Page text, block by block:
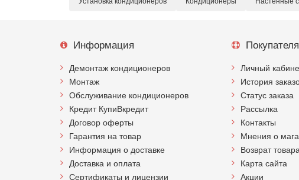
Информация
Демонтаж кондиционеров
Монтаж
Обслуживание кондиционеров
Кредит КупиВкредит
Договор оферты
Гарантия на товар
Информация о доставке
Доставка и оплата
Сертификаты и лицензии
Личный
История
Статус заказа
Рассылка
Контакты
Мнения о
Возврат
Карта сайта
Акции